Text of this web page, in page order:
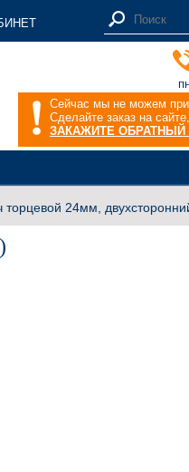
Сейчас мы не можем
Сделайте заказ на
ЗАКАЖИТЕ ОБРАТНЫЙ
торцевой 24мм,